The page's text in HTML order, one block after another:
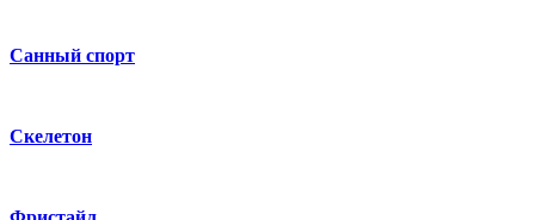
Санный спорт
Скелетон